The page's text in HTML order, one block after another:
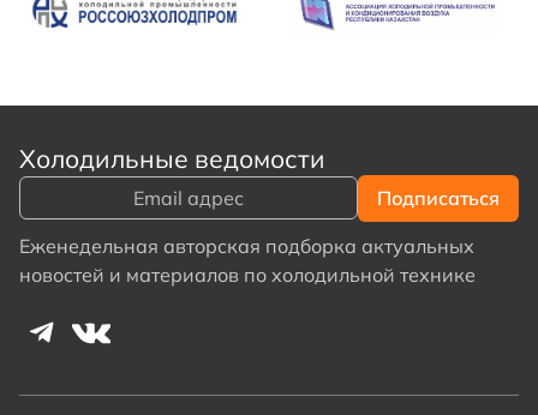
Холодильные ведомости
Еженедельная авторская подборка актуальных
новостей и материалов по холодильной технике